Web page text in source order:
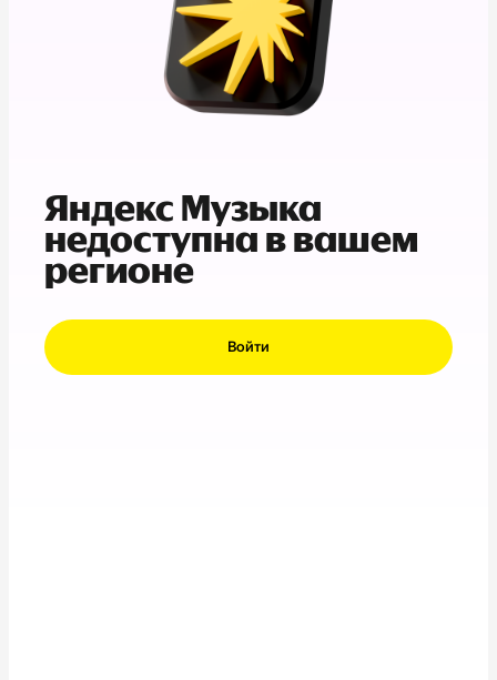
Яндекс Музыка
недоступна в вашем
регионе
Войти